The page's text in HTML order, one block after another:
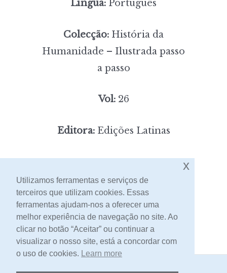
Língua: Português
Colecção: História da
Humanidade – Ilustrada passo
a passo
Vol:26
Editora:Edições Latinas
[portes incluídos]
Contacto
Utilizamos ferramentas e serviços de
terceiros que utilizam cookies. Essas
ferramentas ajudam-nos a oferecer uma
melhor experiência de navegação no site. Ao
clicar no botão “Aceitar” ou continuar a
visualizar o nosso site, está a concordar com
o uso de cookies. Learn more
x